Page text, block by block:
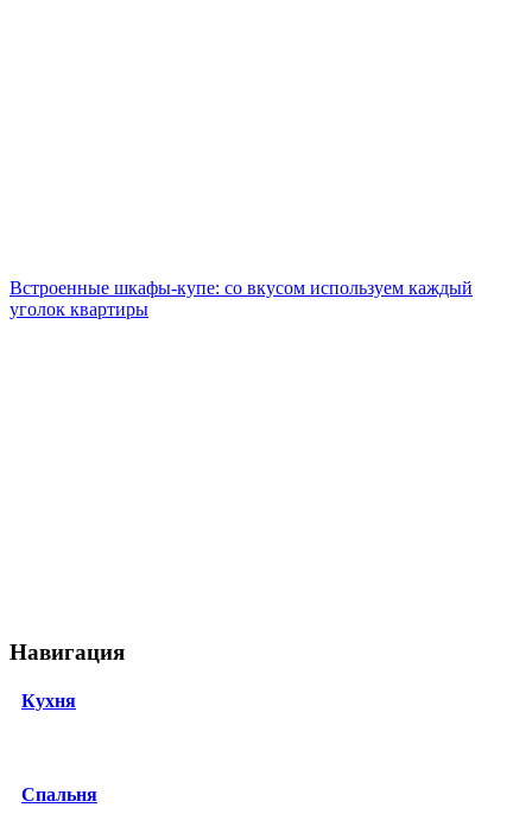
Встроенные шкафы-купе: со вкусом используем каждый
уголок квартиры
Навигация
Кухня
Спальня